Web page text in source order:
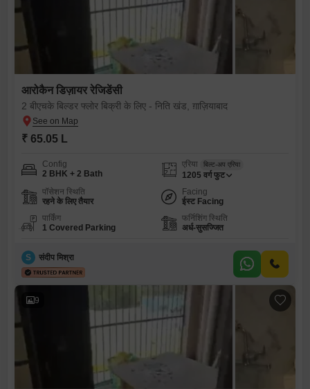
आरोकैन डिज़ायर रेजिडेंसी
2 बीएचके बिल्डर फ्लोर बिक्री के लिए - निति खंड, ग़ाज़ियाबाद
₹ 65.05 L
Config
2 BHK + 2 Bath
एरिया बिल्ट-अप एरिया
1205 वर्ग फुट
पॉसेशन स्थिति
रहने के लिए तैयार
Facing
ईस्ट Facing
पार्किंग
1 Covered Parking
फर्निशिंग स्थिति
अर्ध-सुसज्जित
S संदीप मिश्रा
9